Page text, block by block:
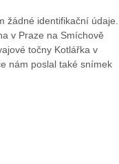
žádné identifikační údaje.
v Praze na Smíchově
točny Kotlářka v
nám poslal také snímek